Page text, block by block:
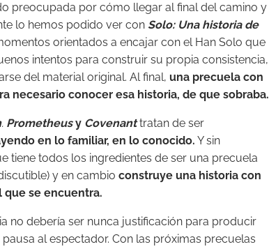
preocupada por cómo llegar al final del camino y
lo hemos podido ver con Solo: Una historia de
orientados a encajar con el Han Solo que
intentos para construir su propia consistencia,
del material original. Al final, una precuela con
necesario conocer esa historia, de que sobraba.
. Prometheusy Covenanttratan de ser
en lo familiar, en lo conocido. Y sin
tiene todos los ingredientes de ser una precuela
y en cambio construye una historia con
que se encuentra.
no debería ser nunca justificación para producir
al espectador. Con las próximas precuelas